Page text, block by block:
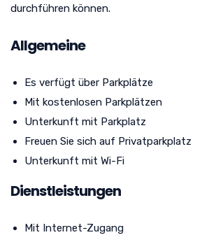
durchführen können.
Allgemeine
Es verfügt über Parkplätze
Mit kostenlosen Parkplätzen
Unterkunft mit Parkplatz
Freuen Sie sich auf Privatparkplatz
Unterkunft mit Wi-Fi
Dienstleistungen
Mit Internet-Zugang